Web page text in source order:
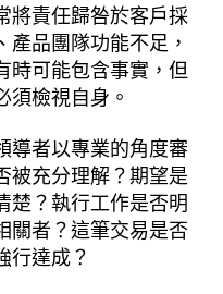
將責任歸咎於客戶採
品團隊功能不足，
時可能包含事實，但
須檢視自身。
導者以專業的角度審
被充分理解？期望是
楚？執行工作是否明
關者？這筆交易是否
行達成？